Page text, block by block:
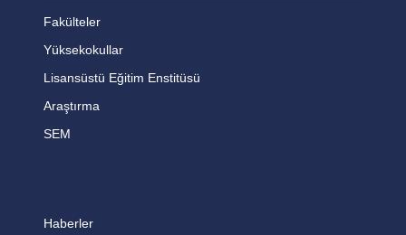
Fakülteler
Yüksekokullar
Lisansüstü Eğitim Enstitüsü
Araştırma
SEM
Haberler